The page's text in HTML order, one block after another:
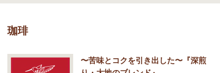
珈琲
〜苦味とコクを引き出した〜『深煎